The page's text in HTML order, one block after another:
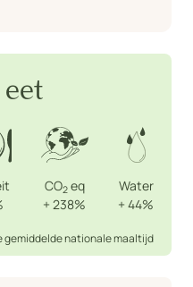
eet
CO2eq
+ 238%
Water
+ 44%
gemiddelde nationale maaltijd